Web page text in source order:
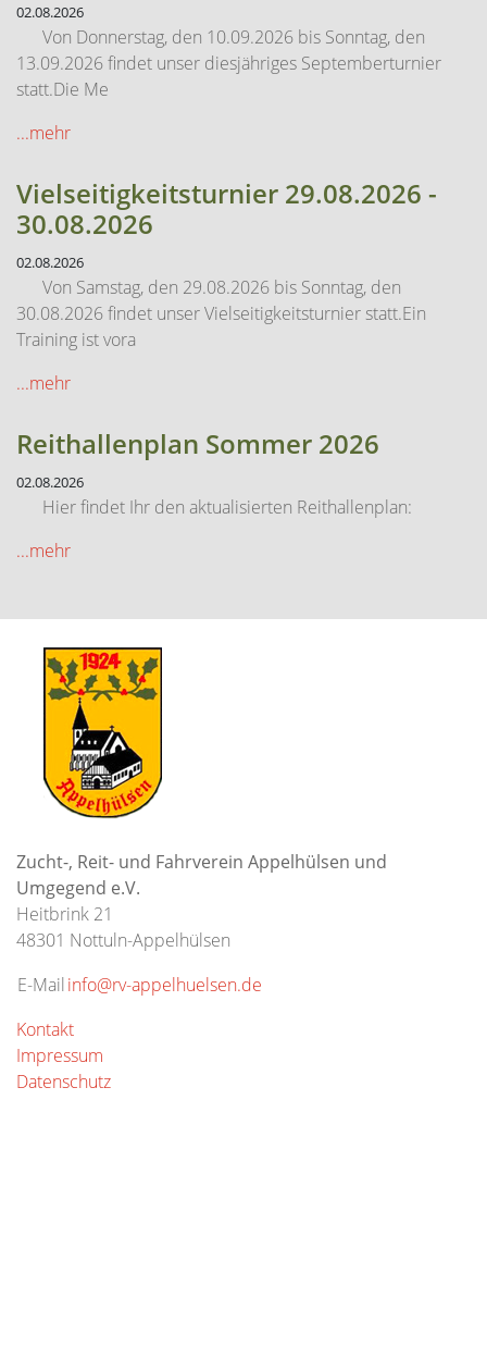
02.08.2026
Von Donnerstag, den 10.09.2026 bis Sonntag, den
13.09.2026 findet unser diesjähriges Septemberturnier
statt.Die Me
...mehr
Vielseitigkeitsturnier 29.08.2026 -
30.08.2026
02.08.2026
Von Samstag, den 29.08.2026 bis Sonntag, den
30.08.2026 findet unser Vielseitigkeitsturnier statt.Ein
Training ist vora
...mehr
Reithallenplan Sommer 2026
02.08.2026
Hier findet Ihr den aktualisierten Reithallenplan:
...mehr
Zucht-, Reit- und Fahrverein Appelhülsen und
Umgegend e.V.
Heitbrink 21
48301 Nottuln-Appelhülsen
E-Mailinfo@rv-appelhuelsen.de
Kontakt
Impressum
Datenschutz